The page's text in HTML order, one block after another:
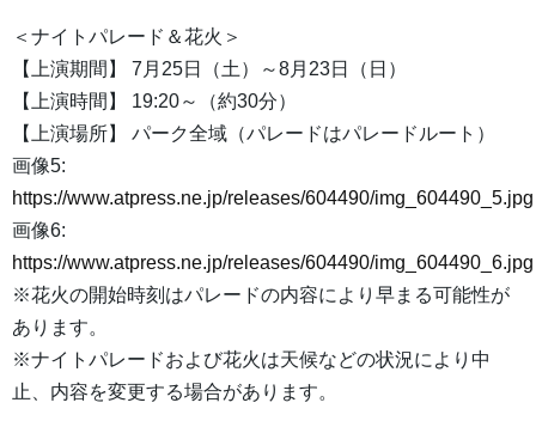
＜ナイトパレード＆花火＞
【上演期間】 7月25日（土）～8月23日（日）
【上演時間】 19:20～（約30分）
【上演場所】 パーク全域（パレードはパレードルート）
画像5:
https://www.atpress.ne.jp/releases/604490/img_604490_5.jpg
画像6:
https://www.atpress.ne.jp/releases/604490/img_604490_6.jpg
※花火の開始時刻はパレードの内容により早まる可能性が
あります。
※ナイトパレードおよび花火は天候などの状況により中
止、内容を変更する場合があります。